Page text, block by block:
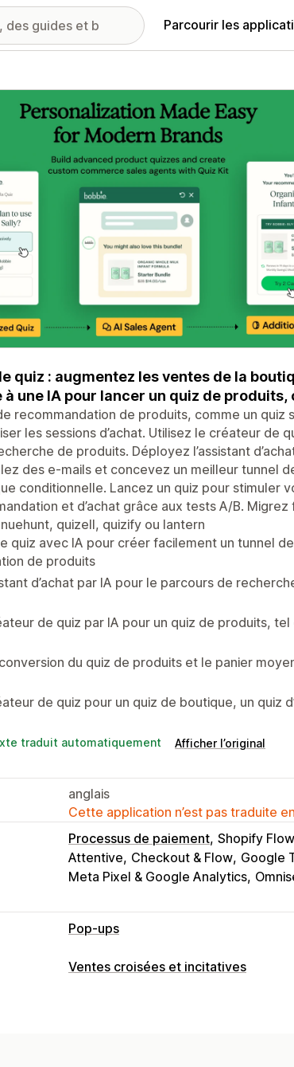
Parcourir les
vedette
quiz : augmentez les ventes de la
une IA pour lancer un quiz de produits,
recommandation de produits, comme un quiz
les sessions d’achat. Utilisez le créateur de
de produits. Déployez l’assistant
des e-mails et concevez un meilleur tunnel
conditionnelle. Lancez un quiz pour stimuler
et d’achat grâce aux tests A/B.
quizell, quizify ou lantern
quiz avec IA pour créer facilement un tunnel
de produits
d’achat par IA pour le parcours de
de quiz par IA pour un quiz de produits, tel
du quiz de produits et le panier
de quiz pour un quiz de boutique, un quiz
traduit automatiquement Afficher l’original
anglais
Cette application n’est pas traduite
Processus de paiement Shopify Flow
Attentive Checkout & Flow Google
Meta Pixel & Google Analytics
Pop-ups
Types de pop-up
Ventes croisées et incitatives